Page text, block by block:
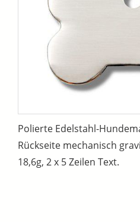
Polierte Edelstahl-
Rückseite mechanisch
18,6g, 2 x 5 Zeilen Text.